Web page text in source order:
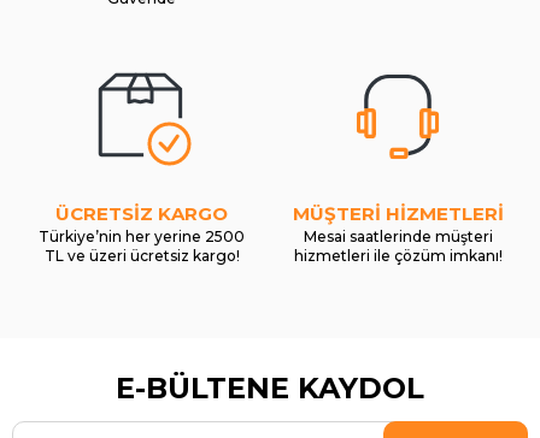
ÜCRETSİZ KARGO
Türkiye’nin her yerine 2500
TL ve üzeri ücretsiz kargo!
MÜŞTERİ HİZMETLERİ
Mesai saatlerinde müşteri
hizmetleri ile çözüm imkanı!
E-BÜLTENE KAYDOL